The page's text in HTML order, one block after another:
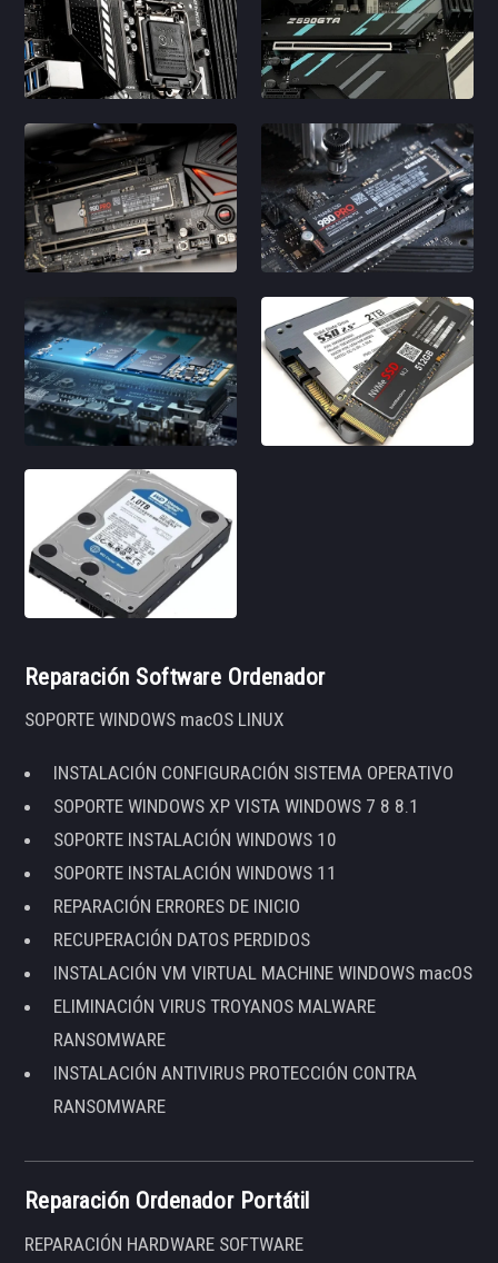
Reparación Software Ordenador
SOPORTE WINDOWS macOS LINUX
INSTALACIÓN CONFIGURACIÓN SISTEMA OPERATIVO
SOPORTE WINDOWS XP VISTA WINDOWS 7 8 8.1
SOPORTE INSTALACIÓN WINDOWS 10
SOPORTE INSTALACIÓN WINDOWS 11
REPARACIÓN ERRORES DE INICIO
RECUPERACIÓN DATOS PERDIDOS
INSTALACIÓN VM VIRTUAL MACHINE WINDOWS macOS
ELIMINACIÓN VIRUS TROYANOS MALWARE
RANSOMWARE
INSTALACIÓN ANTIVIRUS PROTECCIÓN CONTRA
RANSOMWARE
Reparación Ordenador Portátil
REPARACIÓN HARDWARE SOFTWARE